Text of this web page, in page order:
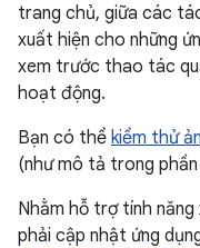
trang chủ, giữa các
xuất hiện cho những
xem trước thao tác
hoạt động.
Bạn có thể kiểm thử
(như mô tả trong
Nhằm hỗ trợ tính
phải cập nhật ứng